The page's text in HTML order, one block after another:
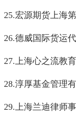
25.宏源期货上海
26.德威国际货运
27.上海心之流教
28.淳厚基金管理
29.上海兰迪律师